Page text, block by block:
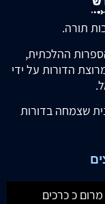
תורה.
ההלכתית,
הדורות על ידי
שצמחה בדורות
כ כרכים